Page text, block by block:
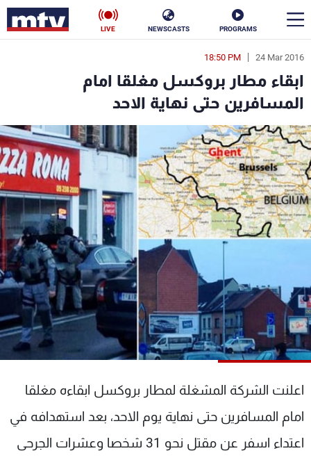
PROGRAMS
NEWSCASTS
LIVE
24 Mar 2016
18:50 PM
ابقاء مطار بروكسل مغلقا امام
المسافرين حتى نهاية الاحد
اعلنت الشركة المشغلة لمطار بروكسل ابقاءه مغلقا
امام المسافرين حتى نهاية يوم الاحد، بعد استهدافه في
اعتداء اسفر عن مقتل نحو 31 شخصا وعشرات الجرحى
en
الأخبار
سياسة ناس
إقتصاد فن
منوعات رياضة
كأس العالم
البرامج
جدول البرامج
شاهد البرامج
الترددات
عن MTV
لاعلاناتكم
وظائف
شروط الإسـتخدام